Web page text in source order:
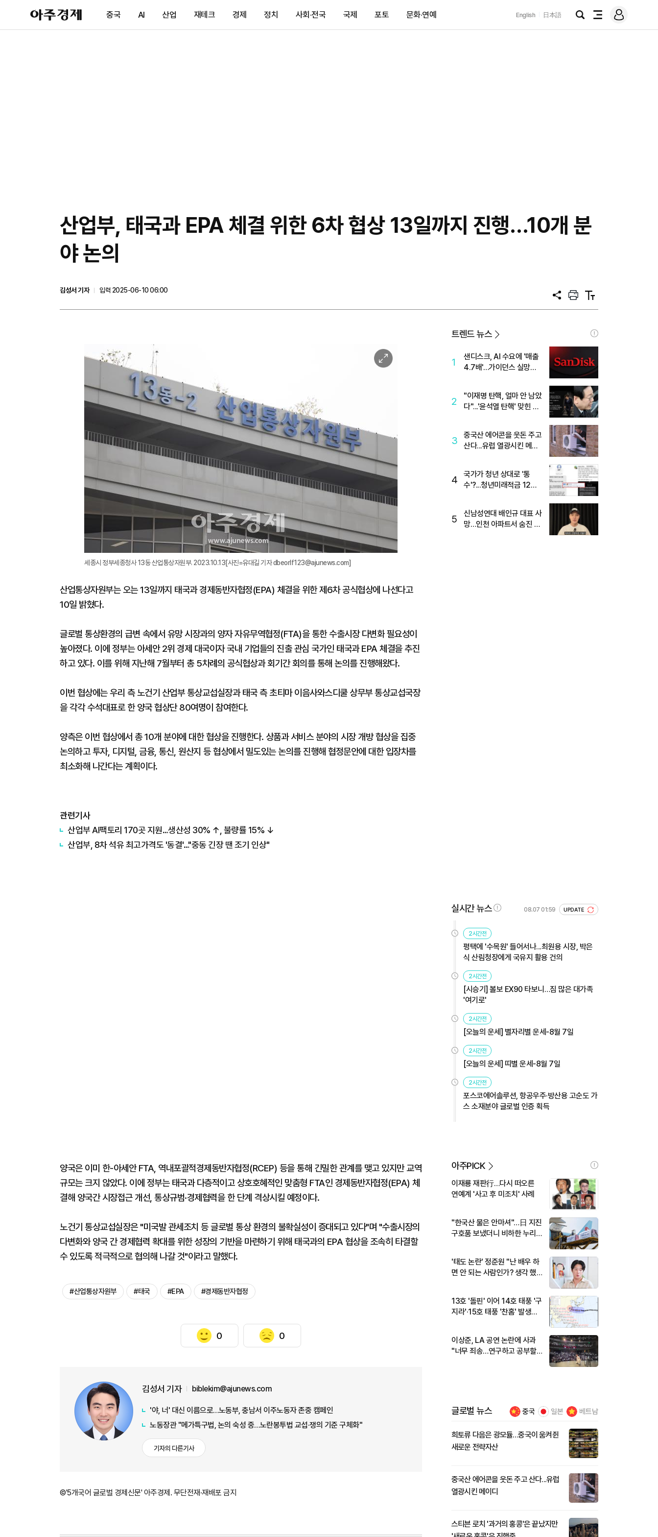
아
주
제
중국 AI 산업 재테크 경제 정치 사회·전국 국제 포토 문화·연예 English 日本語
검
전
메
그
산업부, 태국과 EPA 체결 위한 6차 협상 13일까지 진행…10개 분
야 논의
김성서 기자
입력 2025-06-10 06:00
공
프
트
텍
트
이
미
세종시 정부세종청사 13동 산업통상자원부. 2023.10.13[사진=유대길 기자 dbeorlf123@ajunews.com]
산업통상자원부는 오는 13일까지 태국과 경제동반자협정(EPA) 체결을 위한 제6차 공식협상에 나선다고
10일 밝혔다.
글로벌 통상환경의 급변 속에서 유망 시장과의 양자 자유무역협정(FTA)을 통한 수출시장 다변화 필요성이
높아졌다. 이에 정부는 아세안 2위 경제 대국이자 국내 기업들의 진출 관심 국가인 태국과 EPA 체결을 추진
하고 있다. 이를 위해 지난해 7월부터 총 5차례의 공식협상과 회기간 회의를 통해 논의를 진행해왔다.
이번 협상에는 우리 측 노건기 산업부 통상교섭실장과 태국 측 초티마 이음사와스디쿨 상무부 통상교섭국장
을 각각 수석대표로 한 양국 협상단 80여명이 참여한다.
양측은 이번 협상에서 총 10개 분야에 대한 협상을 진행한다. 상품과 서비스 분야의 시장 개방 협상을 집중
논의하고 투자, 디지털, 금융, 통신, 원산지 등 협상에서 밀도있는 논의를 진행해 협정문안에 대한 입장차를
최소화해 나간다는 계획이다.
관련기사
산업부 AI팩토리 170곳 지원…생산성 30% ↑, 불량률 15% ↓
산업부, 8차 석유 최고가격도 '동결'…"중동 긴장 땐 조기 인상"
양국은 이미 한-아세안 FTA, 역내포괄적경제동반자협정(RCEP) 등을 통해 긴밀한 관계를 맺고 있지만 교역
규모는 크지 않았다. 이에 정부는 태국과 다층적이고 상호호혜적인 맞춤형 FTA인 경제동반자협정(EPA) 체
결해 양국간 시장접근 개선, 통상규범·경제협력을 한 단계 격상시킬 예정이다.
노건기 통상교섭실장은 "미국발 관세조치 등 글로벌 통상 환경의 불확실성이 증대되고 있다"며 "수출시장의
다변화와 양국 간 경제협력 확대를 위한 성장의 기반을 마련하기 위해 태국과의 EPA 협상을 조속히 타결할
수 있도록 적극적으로 협의해 나갈 것"이라고 말했다.
#산업통상자원부 #태국 #EPA #경제동반자협정
0 0
김성서 기자 biblekim@ajunews.com
'야, 너' 대신 이름으로…노동부, 충남서 이주노동자 존중 캠페인
노동장관 "메가특구법, 논의 숙성 중…노란봉투법 교섭·쟁의 기준 구체화"
기자의 다른기사
©'5개국어 글로벌 경제신문' 아주경제. 무단전재·재배포 금지
트렌드 뉴스
1
샌디스크, AI 수요에 '매출
4.7배'…가이던스 실망에
2
"이재명 탄핵, 얼마 안 남았
다"...'윤석열 탄핵' 맞힌 무
3
중국산 에어콘을 웃돈 주고
산다...유럽 열광시킨 메이
4
국가가 청년 상대로 '통
수'?...청년미래적금 12%
5
신남성연대 배인규 대표 사
망…인천 아파트서 숨진 채
실시간 뉴스 08.07 01:59 UPDATE
2시간전
평택에 '수목원' 들어서나...최원용 시장, 박은
식 산림청장에게 국유지 활용 건의
2시간전
[시승기] 볼보 EX90 타보니…짐 많은 대가족
'여기로'
2시간전
[오늘의 운세] 별자리별 운세-8월 7일
2시간전
[오늘의 운세] 띠별 운세-8월 7일
2시간전
포스코에어솔루션, 항공우주·방산용 고순도 가
스 소재분야 글로벌 인증 획득
아주PICK
이재룡 재판行…다시 떠오른
연예계 '사고 후 미조치' 사례
"한국산 물은 안마셔"…日 지진
구호품 보냈더니 비하한 누리
'태도 논란' 정준원 "난 배우 하
면 안 되는 사람인가? 생각 했
13호 '돌핀' 이어 14호 태풍 '구
지라'·15호 태풍 '찬홈' 발생…
이상준, LA 공연 논란에 사과
"너무 죄송…연구하고 공부할
글로벌 뉴스 중국 일본 베트남
희토류 다음은 광모듈…중국이 움켜쥔
새로운 전략자산
중국산 에어콘을 웃돈 주고 산다...유럽
열광시킨 메이디
스티븐 로치 '과거의 홍콩'은 끝났지만